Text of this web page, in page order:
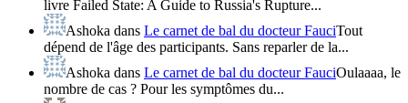
livre Failed State: A Guide to Russia's Rupture...
Ashoka dans Le carnet de bal du docteur FauciTout
dépend de l'âge des participants. Sans reparler de la...
Ashoka dans Le carnet de bal du docteur FauciOulaaaa, le
nombre de cas ? Pour les symptômes du...